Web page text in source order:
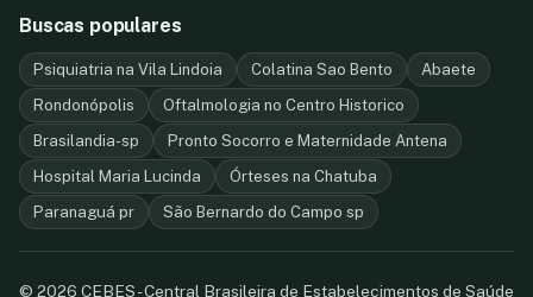
Buscas populares
Psiquiatria na Vila Lindoia Colatina Sao Bento
Abaete
Rondonópolis
Oftalmologia no Centro Historico
Brasilandia-sp
Pronto Socorro e Maternidade Antena
Hospital Maria Lucinda
Órteses na Chatuba
Paranaguá pr
São Bernardo do Campo sp
© 2026 CEBES - Central Brasileira de Estabelecimentos de Saúde